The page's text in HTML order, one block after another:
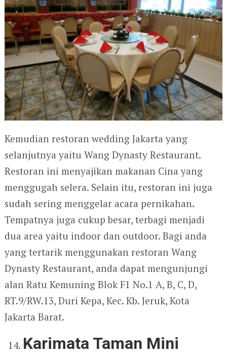
Kemudian restoran wedding Jakarta yang
selanjutnya yaitu Wang Dynasty Restaurant.
Restoran ini menyajikan makanan Cina yang
menggugah selera. Selain itu, restoran ini juga
sudah sering menggelar acara pernikahan.
Tempatnya juga cukup besar, terbagi menjadi
dua area yaitu indoor dan outdoor. Bagi anda
yang tertarik menggunakan restoran Wang
Dynasty Restaurant, anda dapat mengunjungi
alan Ratu Kemuning Blok F1 No.1 A, B, C, D,
RT.9/RW.13, Duri Kepa, Kec. Kb. Jeruk, Kota
Jakarta Barat.
Karimata Taman Mini